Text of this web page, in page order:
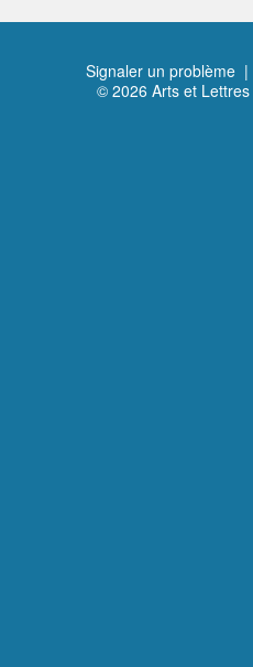
Signaler un problème |
© 2026 Arts et Lettres